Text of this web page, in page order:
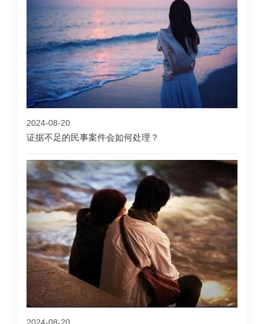
2024-08-20
证据不足的民事案件会如何处理？
2024-08-20